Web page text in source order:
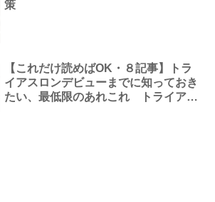
策
【これだけ読めばOK・８記事】トラ
イアスロンデビューまでに知っておき
たい、最低限のあれこれ トライアス